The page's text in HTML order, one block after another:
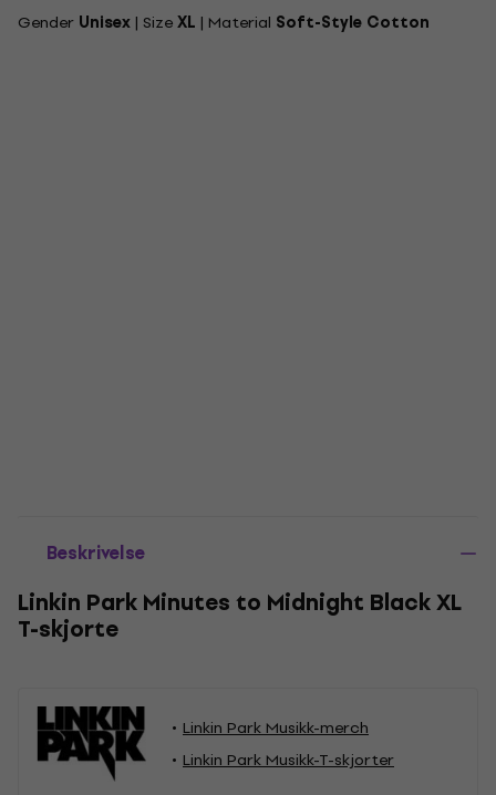
Gender Unisex | SizeXL | Material Soft-Style Cotton
Beskrivelse
Linkin Park Minutes to Midnight Black XL
T-skjorte
Linkin Park Musikk-merch
Linkin Park Musikk-T-skjorter